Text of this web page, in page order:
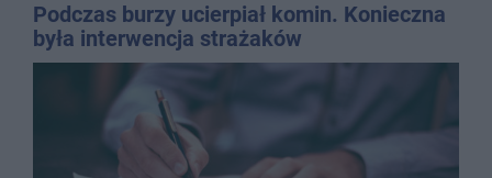
Podczas burzy ucierpiał komin. Konieczna
była interwencja strażaków